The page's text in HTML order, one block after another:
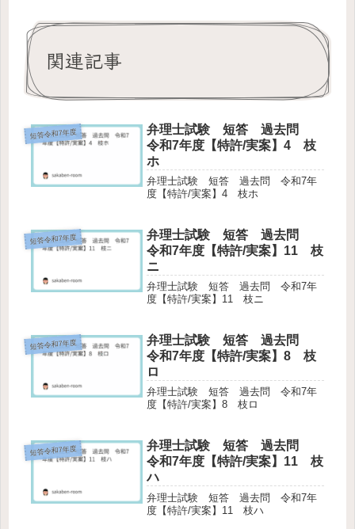
関連記事
短答令和7年度
弁理士試験 短答 過去問
令和7年度【特許/実案】4 枝
ホ
弁理士試験 短答 過去問 令和7年
度【特許/実案】4 枝ホ
短答令和7年度
弁理士試験 短答 過去問
令和7年度【特許/実案】11 枝
ニ
弁理士試験 短答 過去問 令和7年
度【特許/実案】11 枝ニ
短答令和7年度
弁理士試験 短答 過去問
令和7年度【特許/実案】8 枝
ロ
弁理士試験 短答 過去問 令和7年
度【特許/実案】8 枝ロ
短答令和7年度
弁理士試験 短答 過去問
令和7年度【特許/実案】11 枝
ハ
弁理士試験 短答 過去問 令和7年
度【特許/実案】11 枝ハ